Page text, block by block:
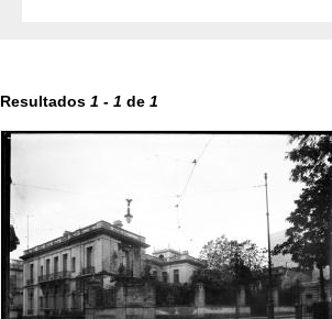
Resultados 1 - 1 de 1